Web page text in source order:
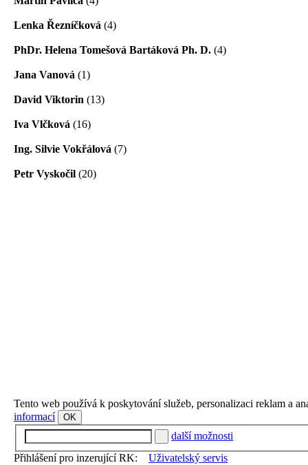
Lenka Řezníčková (4)
PhDr. Helena Tomešová Bartáková Ph. D. (4)
Jana Vanová (1)
David Viktorin (13)
Iva Vlčková (16)
Ing. Silvie Vokřálová (7)
Petr Vyskočil (20)
Tento web používá k poskytování služeb, personalizaci reklam a
informací
OK
další možnosti
Přihlášení pro inzerující RK:
Uživatelský servis